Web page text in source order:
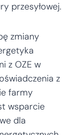
przesyłowej.
zmiany
z OZE w
z
farmy
wsparcie
dla